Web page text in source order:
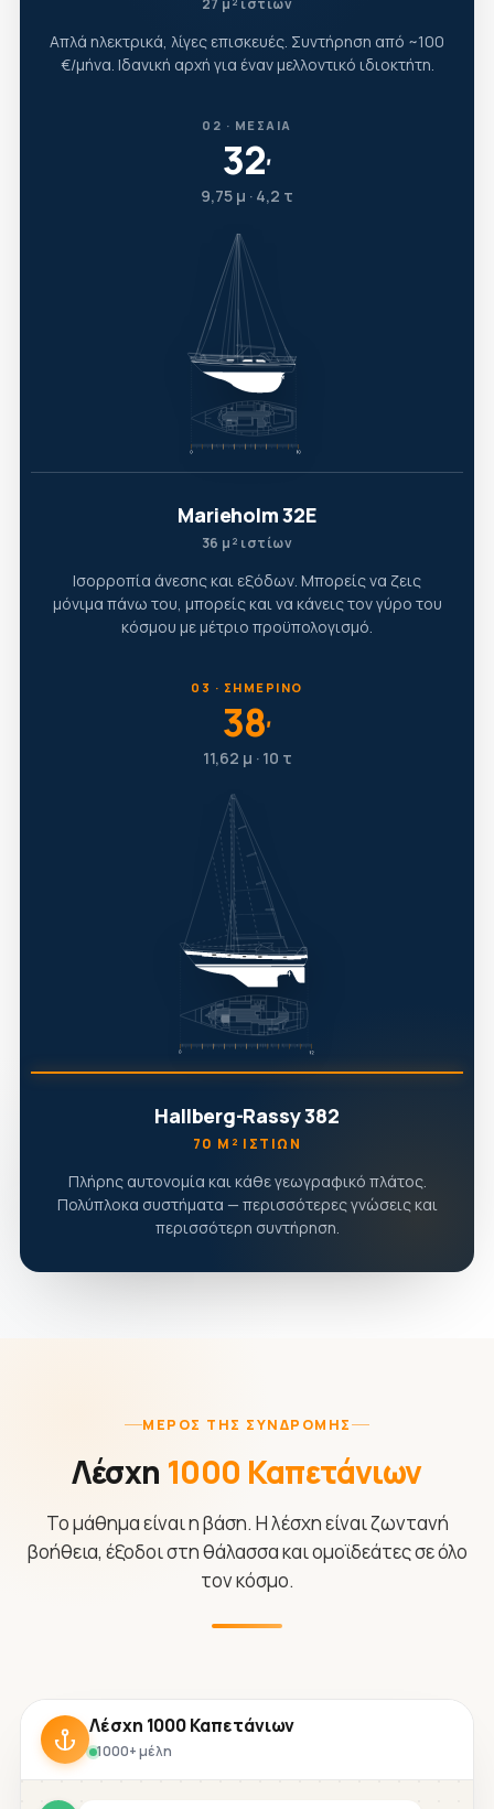
27 μ² ιστίων
Απλά ηλεκτρικά, λίγες επισκευές. Συντήρηση από ~100
€/μήνα. Ιδανική αρχή για έναν μελλοντικό ιδιοκτήτη.
02 · ΜΕΣΑΊΑ
32′
9,75 μ · 4,2 τ
Marieholm 32E
36 μ² ιστίων
Ισορροπία άνεσης και εξόδων. Μπορείς να ζεις
μόνιμα πάνω του, μπορείς και να κάνεις τον γύρο του
κόσμου με μέτριο προϋπολογισμό.
03 · ΣΗΜΕΡΙΝΌ
38′
11,62 μ · 10 τ
Hallberg-Rassy 382
70 Μ² ΙΣΤΊΩΝ
Πλήρης αυτονομία και κάθε γεωγραφικό πλάτος.
Πολύπλοκα συστήματα — περισσότερες γνώσεις και
περισσότερη συντήρηση.
ΜΈΡΟΣ ΤΗΣ ΣΥΝΔΡΟΜΉΣ
Λέσχη 1000 Καπετάνιων
Το μάθημα είναι η βάση. Η λέσχη είναι ζωντανή
βοήθεια, έξοδοι στη θάλασσα και ομοϊδεάτες σε όλο
τον κόσμο.
Λέσχη 1000 Καπετάνιων
1000+ μέλη